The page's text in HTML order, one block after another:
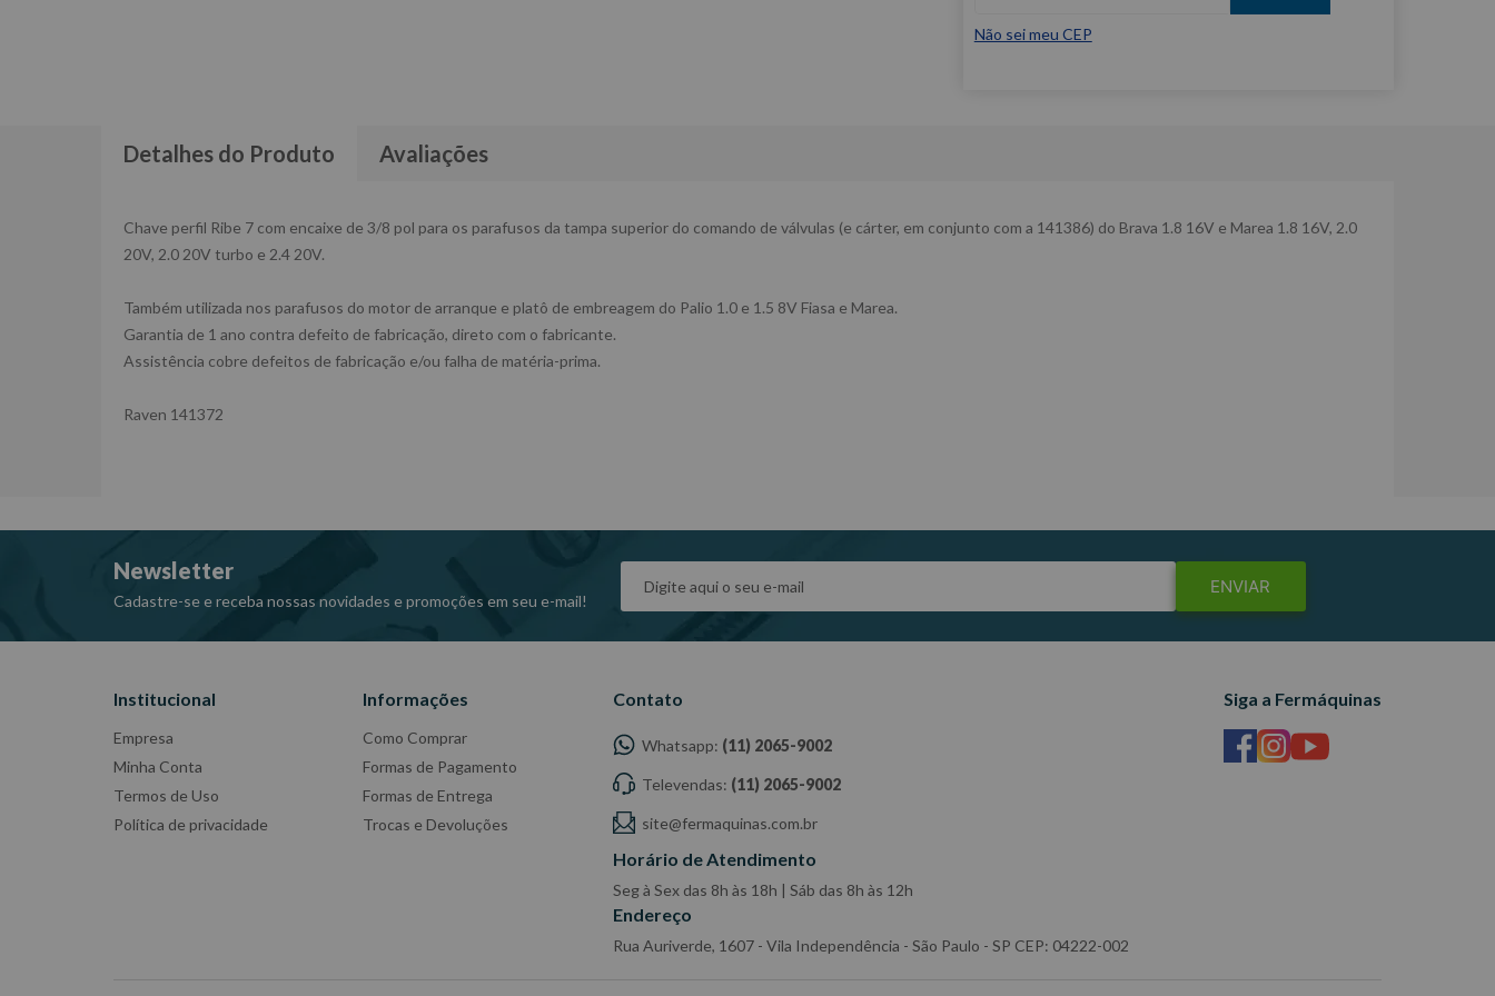
Não sei meu CEP
Detalhes do Produto Avaliações
Chave perfil Ribe 7 com encaixe de 3/8 pol para os parafusos da tampa superior do comando de válvulas (e cárter, em conjunto com a 141386) do Brava 1.8 16V e Marea 1.8 16V, 2.0
20V, 2.0 20V turbo e 2.4 20V.
Também utilizada nos parafusos do motor de arranque e platô de embreagem do Palio 1.0 e 1.5 8V Fiasa e Marea.
Garantia de 1 ano contra defeito de fabricação, direto com o fabricante.
Assistência cobre defeitos de fabricação e/ou falha de matéria-prima.
Raven 141372
Newsletter
Cadastre-se e receba nossas novidades e promoções em seu e-mail!
ENVIAR
Institucional
Empresa
Minha Conta
Termos de Uso
Política de privacidade
Informações
Como Comprar
Formas de Pagamento
Formas de Entrega
Trocas e Devoluções
Contato
Whatsapp: (11) 2065-9002
Televendas: (11) 2065-9002
site@fermaquinas.com.br
Horário de Atendimento
Seg à Sex das 8h às 18h | Sáb das 8h às 12h
Endereço
Rua Auriverde, 1607 - Vila Independência - São Paulo - SP CEP: 04222-002
Siga a Fermáquinas